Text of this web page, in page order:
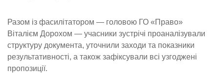
Разом із фасилітатором — головою ГО «Право»
Віталієм Дорохом — учасники зустрічі проаналізували
структуру документа, уточнили заходи та показники
результативності, а також зафіксували всі узгоджені
пропозиції.